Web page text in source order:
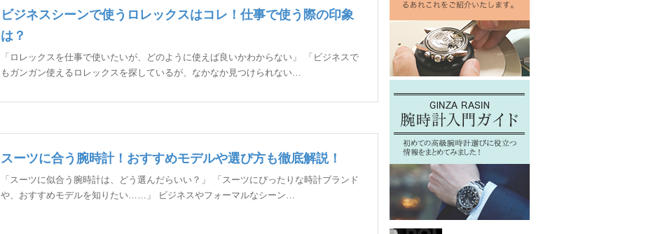
ビジネスシーンで使うロレックスはコレ！仕事で使う際の印象
は？
「ロレックスを仕事で使いたいが、どのように使えば良いかわからない」 「ビジネスで
もガンガン使えるロレックスを探しているが、なかなか見つけられない…
スーツに合う腕時計！おすすめモデルや選び方も徹底解説！
「スーツに似合う腕時計は、どう選んだらいい？」 「スーツにぴったりな時計ブランド
や、おすすめモデルを知りたい……」 ビジネスやフォーマルなシーン…